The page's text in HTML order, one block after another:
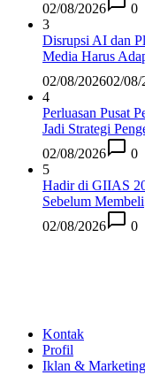
02/08/2026
0
3
Disrupsi AI dan
Media Harus
02/08/202602/08/
4
Perluasan Pusat
Jadi Strategi
02/08/2026
0
5
Hadir di GIIAS
Sebelum Membeli
02/08/2026
0
Kontak
Profil
Iklan & Marketing